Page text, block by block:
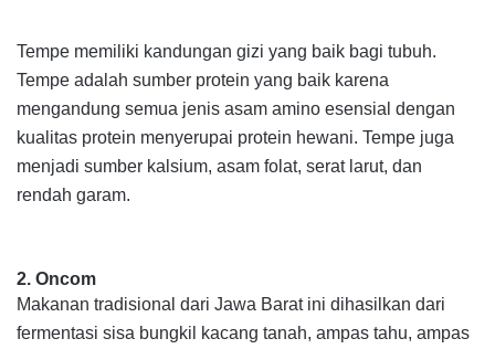
Tempe memiliki kandungan gizi yang baik bagi tubuh.
Tempe adalah sumber protein yang baik karena
mengandung semua jenis asam amino esensial dengan
kualitas protein menyerupai protein hewani. Tempe juga
menjadi sumber kalsium, asam folat, serat larut, dan
rendah garam.
2. Oncom
Makanan tradisional dari Jawa Barat ini dihasilkan dari
fermentasi sisa bungkil kacang tanah, ampas tahu, ampas